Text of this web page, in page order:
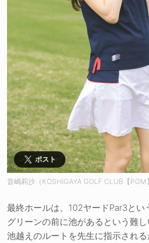
ポスト
音嶋莉沙（KOSHIGAYA GOLF CLUB【PGM
最終ホールは、102ヤードPar3とい
グリーンの前に池があるという難
池越えのルートを先生に指示され